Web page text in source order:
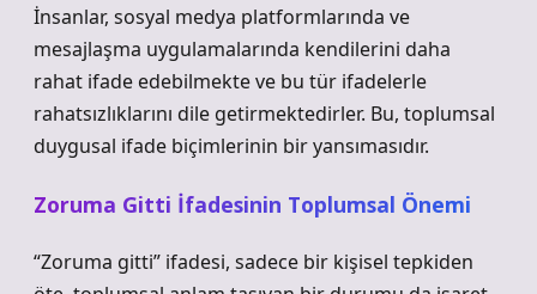
İnsanlar, sosyal medya platformlarında ve
mesajlaşma uygulamalarında kendilerini daha
rahat ifade edebilmekte ve bu tür ifadelerle
rahatsızlıklarını dile getirmektedirler. Bu, toplumsal
duygusal ifade biçimlerinin bir yansımasıdır.
Zoruma Gitti İfadesinin Toplumsal Önemi
“Zoruma gitti” ifadesi, sadece bir kişisel tepkiden